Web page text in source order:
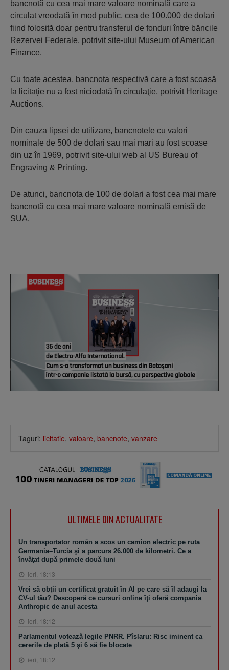
bancnotă cu cea mai mare valoare nominală care a
circulat vreodată în mod public, cea de 100.000 de dolari
fiind folosită doar pentru transferul de fonduri între băncile
Rezervei Federale, potrivit site-ului Museum of American
Finance.
Cu toate acestea, bancnota respectivă care a fost scoasă
la licitaţie nu a fost niciodată în circulaţie, potrivit Heritage
Auctions.
Din cauza lipsei de utilizare, bancnotele cu valori
nominale de 500 de dolari sau mai mari au fost scoase
din uz în 1969, potrivit site-ului web al US Bureau of
Engraving & Printing.
De atunci, bancnota de 100 de dolari a fost cea mai mare
bancnotă cu cea mai mare valoare nominală emisă de
SUA.
Taguri: licitatie, valoare, bancnote, vanzare
ULTIMELE DIN ACTUALITATE
Un transportator român a scos un camion electric pe ruta
Germania–Turcia şi a parcurs 26.000 de kilometri. Ce a
învăţat după primele două luni
ieri, 18:13
Vrei să obţii un certificat gratuit în AI pe care să îl adaugi la
CV-ul tău? Descoperă ce cursuri online îţi oferă compania
Anthropic de anul acesta
ieri, 18:12
Parlamentul votează legile PNRR. Pîslaru: Risc iminent ca
cererile de plată 5 şi 6 să fie blocate
ieri, 18:12